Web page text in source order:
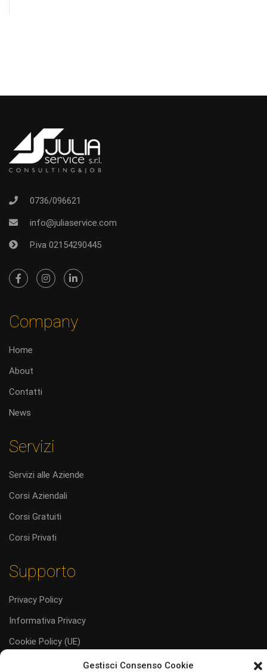
Gestisci Consenso Cookie
0736/096621
info@juliaservice.com
P.iva 02154290445
Company
Home
About
Contatti
News
Servizi
Servizi alle Aziende
Corsi Aziendali
Corsi Gratuiti
Corsi Privati
Supporto
Privacy Policy
Informativa Privacy
Cookie Policy (UE)